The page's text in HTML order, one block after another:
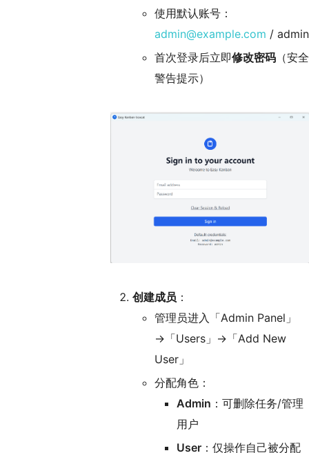
使用默认账号：
admin@example.com / admin
首次登录后立即修改密码 （安全
警告提示）
创建成员 ：
管理员进入「Admin Panel」
→「Users」→「Add New
User」
分配角色：
Admin ：可删除任务/管理
用户
User ：仅操作自己被分配